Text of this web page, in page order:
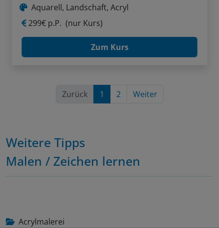
Aquarell, Landschaft, Acryl
299€ p.P. (nur Kurs)
Zum Kurs
Zurück 1 2 Weiter
Weitere Tipps
Malen / Zeichen lernen
Acrylmalerei